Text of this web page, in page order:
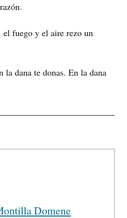
fuego y el aire rezo un
la dana te donas. En la dana
Domene